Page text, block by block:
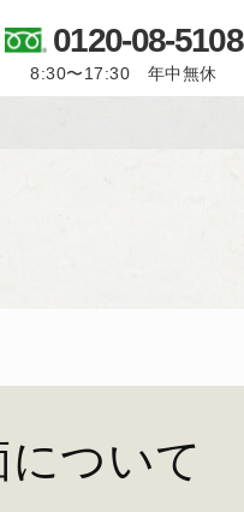
0120-08-5108
8:30〜17:30 年中無休
ついて